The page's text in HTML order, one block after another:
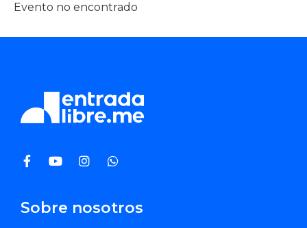
Evento no encontrado
Sobre nosotros